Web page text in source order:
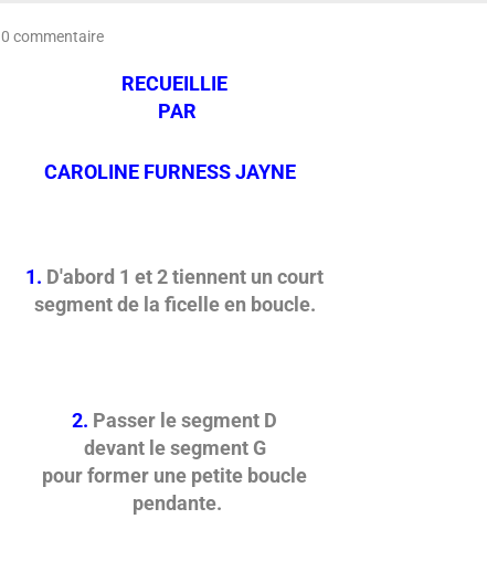
0 commentaire
RECUEILLIE
PAR
CAROLINE FURNESS JAYNE
1. D'abord 1 et 2 tiennent un court
segment de la ficelle en boucle.
2. Passer le segment D
devant le segment G
pour former une petite boucle
pendante.